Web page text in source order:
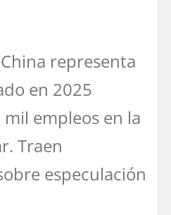
representa
en 2025
empleos en la
Traen
especulación